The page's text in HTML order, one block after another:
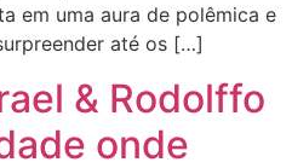
em uma aura de polêmica e
até os […]
& Rodolffo
onde